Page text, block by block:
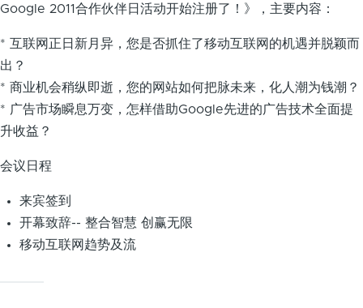
Google 2011合作伙伴日活动开始注册了！》，主要内容：
* 互联网正日新月异，您是否抓住了移动互联网的机遇并脱颖而
出？
* 商业机会稍纵即逝，您的网站如何把脉未来，化人潮为钱潮？
* 广告市场瞬息万变，怎样借助Google先进的广告技术全面提
升收益？
会议日程
来宾签到
开幕致辞-- 整合智慧 创赢无限
移动互联网趋势及流